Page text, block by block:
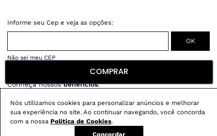
Nós utilizamos cookies para personalizar anúncios e melhorar
sua experiência no site. Ao continuar navegando, você concorda
com a nossa Política de Cookies.
Concordar
Não sei meu CEP
Conheça nossosbenefícios:
FRETE GRÁTIS
Em pedidos acima de R$ 499
Compre no site e retire na loja gratuitamente
COMPRAR